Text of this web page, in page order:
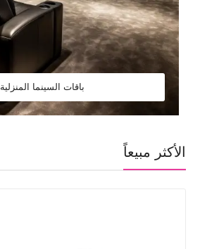
باقات السينما المنزلية
الأكثر مبيعاً